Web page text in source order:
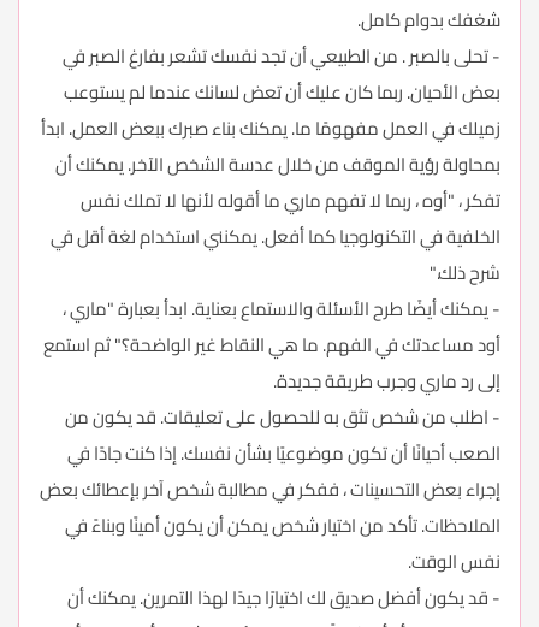
شغفك بدوام كامل.
- تحلى بالصبر . من الطبيعي أن تجد نفسك تشعر بفارغ الصبر في
بعض الأحيان. ربما كان عليك أن تعض لسانك عندما لم يستوعب
زميلك في العمل مفهومًا ما. يمكنك بناء صبرك ببعض العمل. ابدأ
بمحاولة رؤية الموقف من خلال عدسة الشخص الآخر. يمكنك أن
تفكر ، "أوه ، ربما لا تفهم ماري ما أقوله لأنها لا تملك نفس
الخلفية في التكنولوجيا كما أفعل. يمكنني استخدام لغة أقل في
شرح ذلك."
- يمكنك أيضًا طرح الأسئلة والاستماع بعناية. ابدأ بعبارة "ماري ،
أود مساعدتك في الفهم. ما هي النقاط غير الواضحة؟" ثم استمع
إلى رد ماري وجرب طريقة جديدة.
- اطلب من شخص تثق به للحصول على تعليقات. قد يكون من
الصعب أحيانًا أن تكون موضوعيًا بشأن نفسك. إذا كنت جادًا في
إجراء بعض التحسينات ، ففكر في مطالبة شخص آخر بإعطائك بعض
الملاحظات. تأكد من اختيار شخص يمكن أن يكون أمينًا وبناءً في
نفس الوقت.
- قد يكون أفضل صديق لك اختيارًا جيدًا لهذا التمرين. يمكنك أن